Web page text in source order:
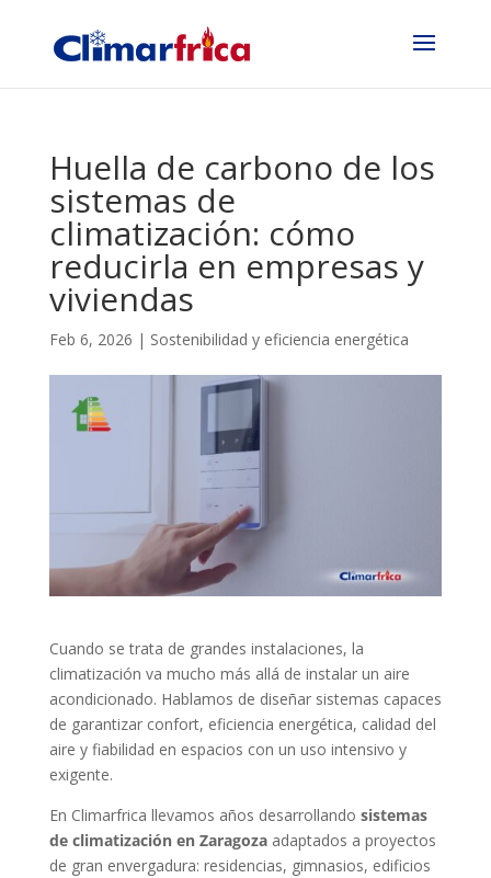
Huella de carbono de los
sistemas de
climatización: cómo
reducirla en empresas y
viviendas
Feb 6, 2026 | Sostenibilidad y eficiencia energética
Cuando se trata de grandes instalaciones, la
climatización va mucho más allá de instalar un aire
acondicionado. Hablamos de diseñar sistemas capaces
de garantizar confort, eficiencia energética, calidad del
aire y fiabilidad en espacios con un uso intensivo y
exigente.
En Climarfrica llevamos años desarrollando sistemas
de climatización en Zaragozaadaptados a proyectos
de gran envergadura: residencias, gimnasios, edificios